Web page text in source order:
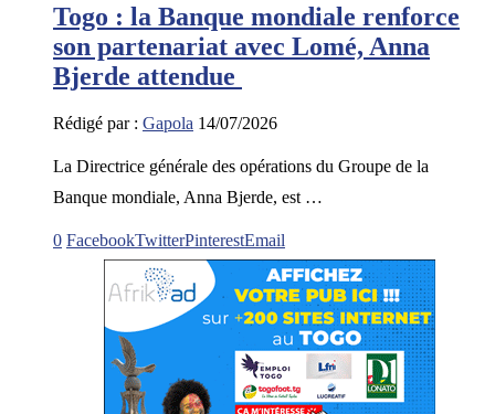
Togo : la Banque mondiale renforce
son partenariat avec Lomé, Anna
Bjerde attendue
Rédigé par : Gapola 14/07/2026
La Directrice générale des opérations du Groupe de la
Banque mondiale, Anna Bjerde, est …
0 FacebookTwitterPinterestEmail